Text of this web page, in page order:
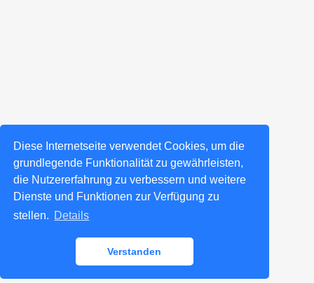
Diese Internetseite verwendet Cookies, um die
grundlegende Funktionalität zu gewährleisten,
die Nutzererfahrung zu verbessern und weitere
Dienste und Funktionen zur Verfügung zu
stellen. Details
Verstanden